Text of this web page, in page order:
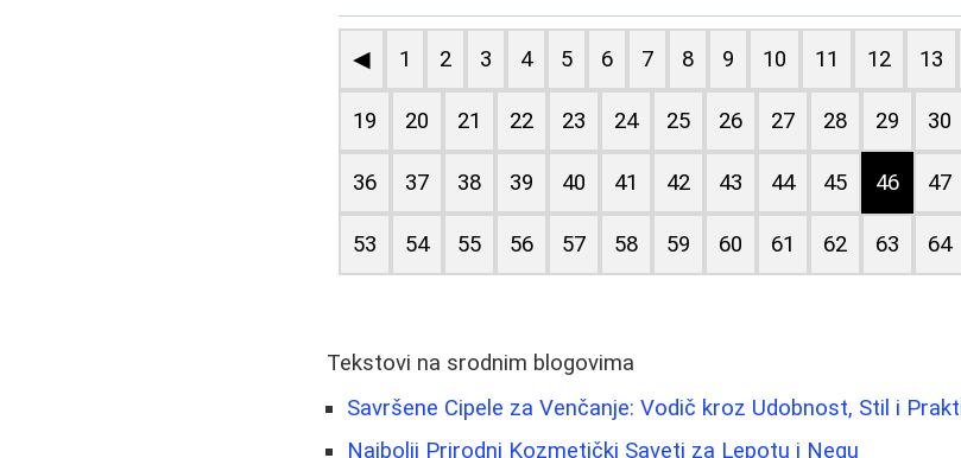
◀ 1 2 3 4 5 6 7 8 9 10 11 12 13
19 20 21 22 23 24 25 26 27 28 29 30
36 37 38 39 40 41 42 43 44 45 46 47
53 54 55 56 57 58 59 60 61 62 63 64
Tekstovi na srodnim blogovima
Savršene Cipele za Venčanje: Vodič kroz Udobnost, Stil i
Najbolji Prirodni Kozmetički Saveti za Lepotu i Negu